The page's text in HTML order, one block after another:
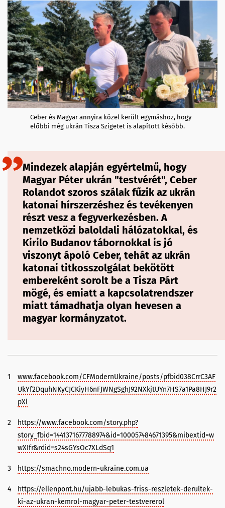
Ceber és Magyar annyira közel került egymáshoz, hogy
előbbi még ukrán Tisza Szigetet is alapított később.
Mindezek alapján egyértelmű, hogy
Magyar Péter ukrán "testvérét", Ceber
Rolandot szoros szálak fűzik az ukrán
katonai hírszerzéshez és tevékenyen
részt vesz a fegyverkezésben. A
nemzetközi baloldali hálózatokkal, és
Kirilo Budanov tábornokkal is jó
viszonyt ápoló Ceber, tehát az ukrán
katonai titkosszolgálat bekötött
embereként sorolt be a Tisza Párt
mögé, és emiatt a kapcsolatrendszer
miatt támadhatja olyan hevesen a
magyar kormányzatot.
1
www.facebook.com/CFModernUkraine/posts/pfbid038CrrC3AF
UkYf2DquhNKyCJCKiyH6nFJWNgSghJ92NXkjtUYn7HS7a1Pa8HJ9r2
pXl
2
https://www.facebook.com/story.php?
story_fbid=1441371677788974&id=100057484671395&mibextid=w
wXIfr&rdid=s24sGYsOc7XLdSq1
3 https://smachno.modern-ukraine.com.ua
4
https://ellenpont.hu/ujabb-lebukas-friss-reszletek-derultek-
ki-az-ukran-kemrol-magyar-peter-testvererol